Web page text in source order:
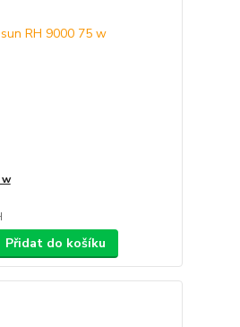
w
Přidat do košíku